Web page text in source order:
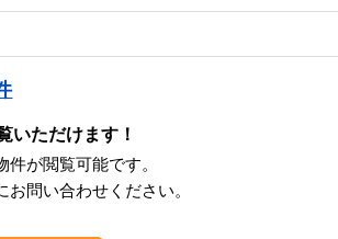
いただけます！
が閲覧可能です。
問い合わせください。